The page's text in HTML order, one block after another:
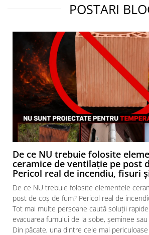
POSTARI
De ce NU trebuie folosite
ceramice de ventilație pe post
Pericol real de incendiu, fisuri
De ce NU trebuie folosite elementele
post de coș de fum? Pericol real de
Tot mai multe persoane caută soluții
evacuarea fumului de la sobe, șeminee
Din păcate, una dintre cele mai